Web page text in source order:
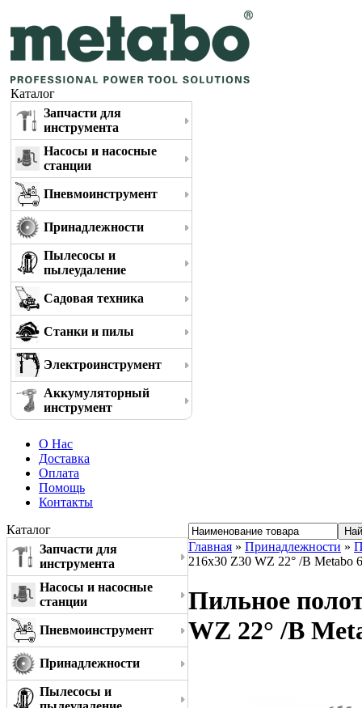
Каталог
Запчасти для
инструмента
Насосы и насосные
станции
Пневмоинструмент
Принадлежности
Пылесосы и
пылеудаление
Садовая техника
Станки и пилы
Электроинструмент
Аккумуляторный
инструмент
О Нас
Доставка
Оплата
Помощь
Контакты
Каталог
Запчасти для
инструмента
Насосы и насосные
станции
Пневмоинструмент
Принадлежности
Пылесосы и
Главная » Принадлежности »
216x30 Z30 WZ 22° /B Metabo
Пильное
WZ 22° /B